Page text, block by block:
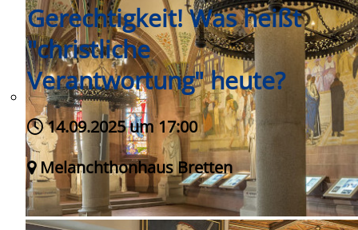
Gerechtigkeit! Was heißt
"christliche
Verantwortung" heute?
14.09.2025 um 17:00
Melanchthonhaus Bretten